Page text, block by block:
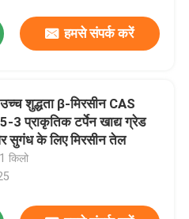
हमसे संपर्क करें
शुद्धता β-मिरसीन CAS
3 प्राकृतिक टर्पेन खाद्य ग्रेड
सुगंध के लिए मिरसीन तेल
किलो